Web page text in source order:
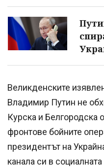
Великденските
Владимир Путин не
Курска и Белгородска
фронтове бойните
президентът на
канала си в